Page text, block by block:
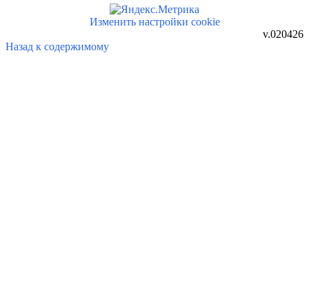
Изменить настройки cookie
v.020426
Назад к содержимому